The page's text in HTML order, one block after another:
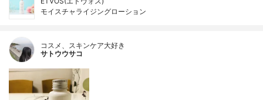
モイスチャライジングローション
コスメ、スキンケア大好き
サトウウサコ